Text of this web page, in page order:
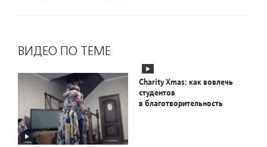
ВИДЕО ПО ТЕМЕ
Charity Xmas: как вовлечь
студентов
в благотворительность